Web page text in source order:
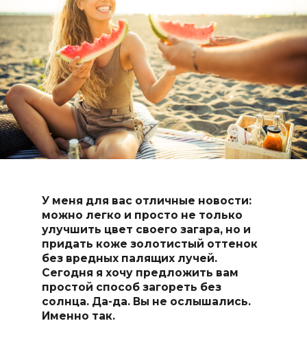
У меня для вас отличные новости:
можно легко и просто не только
улучшить цвет своего загара, но и
придать коже золотистый оттенок
без вредных палящих лучей.
Сегодня я хочу предложить вам
простой способ загореть без
солнца. Да-да. Вы не ослышались.
Именно так.